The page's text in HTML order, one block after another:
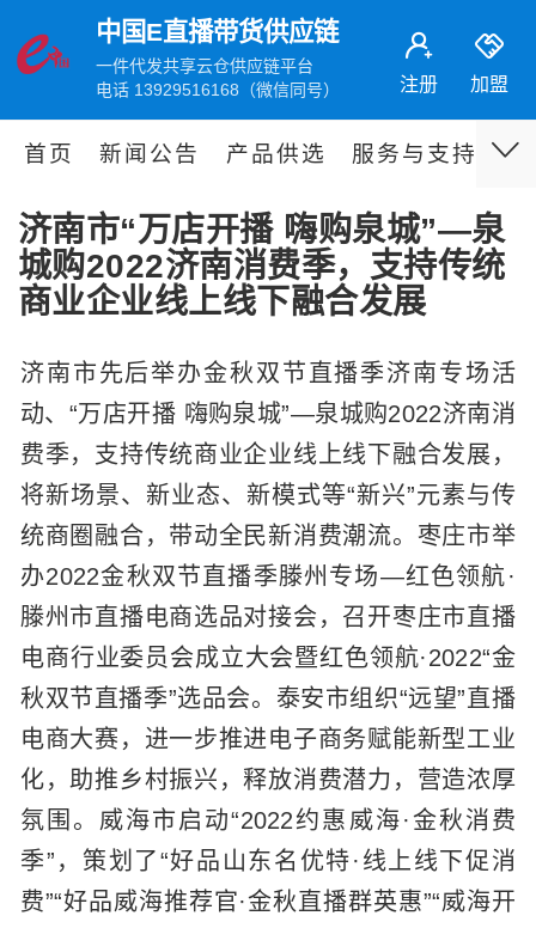
中国E直播带货供应链
一件代发共享云仓供应链平台
电话 13929516168（微信同号）
注册 加盟
首页 新闻公告 产品供选 服务与支持 伙
济南市“万店开播 嗨购泉城”—泉
城购2022济南消费季，支持传统
商业企业线上线下融合发展
济南市先后举办金秋双节直播季济南专场活
动、“万店开播 嗨购泉城”—泉城购2022济南消
费季，支持传统商业企业线上线下融合发展，
将新场景、新业态、新模式等“新兴”元素与传
统商圈融合，带动全民新消费潮流。枣庄市举
办2022金秋双节直播季滕州专场—红色领航·
滕州市直播电商选品对接会，召开枣庄市直播
电商行业委员会成立大会暨红色领航·2022“金
秋双节直播季”选品会。泰安市组织“远望”直播
电商大赛，进一步推进电子商务赋能新型工业
化，助推乡村振兴，释放消费潜力，营造浓厚
氛围。威海市启动“2022约惠威海·金秋消费
季”，策划了“好品山东名优特·线上线下促消
费”“好品威海推荐官·金秋直播群英惠”“威海开